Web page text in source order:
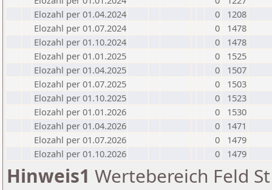
Elozahl per 01.04.2024
0
1208
Elozahl per 01.07.2024
0
1478
Elozahl per 01.10.2024
0
1478
Elozahl per 01.01.2025
0
1525
Elozahl per 01.04.2025
0
1507
Elozahl per 01.07.2025
0
1503
Elozahl per 01.10.2025
0
1523
Elozahl per 01.01.2026
0
1530
Elozahl per 01.04.2026
0
1471
Elozahl per 01.07.2026
0
1479
Elozahl per 01.10.2026
0 1479
Hinweis1 Wertebereich Feld